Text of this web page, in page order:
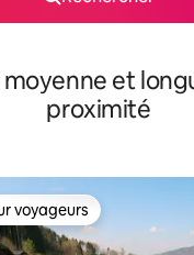
et
proximité
les plus
voyageurs